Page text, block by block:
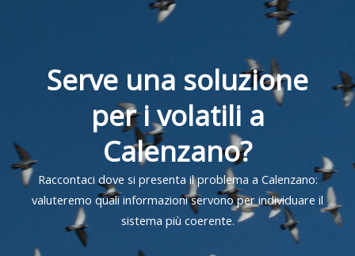
Serve una soluzione
per i volatili a
Calenzano?
Raccontaci dove si presenta il problema a Calenzano:
valuteremo quali informazioni servono per individuare il
sistema più coerente.